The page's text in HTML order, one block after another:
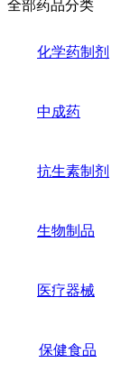
全部药品分类
化学药制剂
中成药
抗生素制剂
生物制品
医疗器械
保健食品